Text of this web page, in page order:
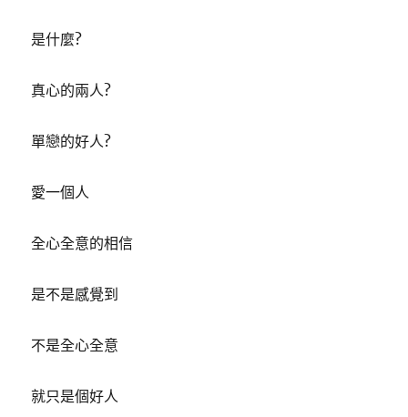
是什麼?
真心的兩人?
單戀的好人?
愛一個人
全心全意的相信
是不是感覺到
不是全心全意
就只是個好人